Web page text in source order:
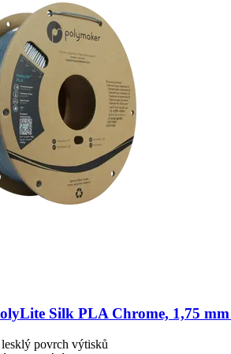
Silk PLA Chrome, 1,75 mm
povrch výtisků